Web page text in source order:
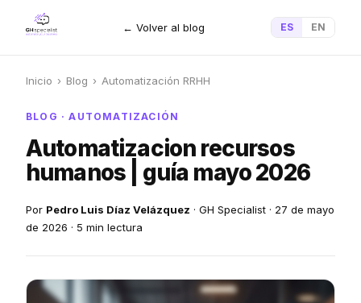
← Volver al blog ES EN
Inicio › Blog › Automatización RRHH
BLOG · AUTOMATIZACIÓN
Automatizacion recursos
humanos | guía mayo 2026
Por Pedro Luis Díaz Velázquez · GH Specialist · 27 de mayo
de 2026 · 5 min lectura